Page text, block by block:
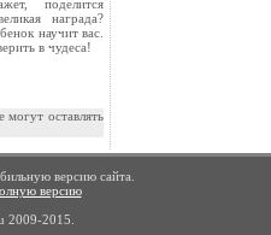
поделится
награда?
научит вас.
в чудеса!
могут оставлять
версию сайта.
версию
2009-2015.